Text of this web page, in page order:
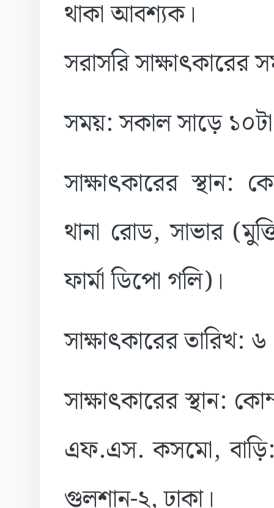
থাকা আবশ্যক।
সরাসরি সাক্ষাৎকারের
সময়: সকাল সাড়ে
সাক্ষাৎকারের
থানা রোড, সাভার
ফার্মা ডিপো গলি)।
সাক্ষাৎকারের তারিখ:
সাক্ষাৎকারের স্থান:
এফ.এস. কসমো,
গুলশান-২, ঢাকা।